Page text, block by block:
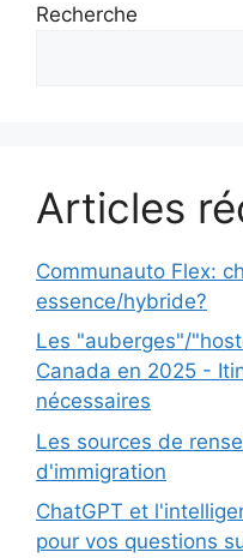
Recherche
Articles
Communauto Flex:
essence/hybride?
Les "auberges"/
Canada en 2025 -
nécessaires
Les sources de
d'immigration
ChatGPT et
pour vos questions